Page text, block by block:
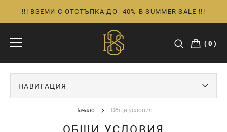
Прескачане
към
съдържанието
!!! ВЗЕМИ С ОТСТЪПКА ДО -40% В SUMMER SALE !!!
0
Начало Общи условия
НАВИГАЦИЯ